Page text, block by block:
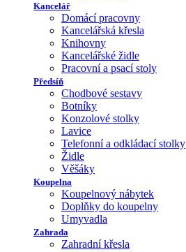
Kancelář
Domácí pracovny
Kancelářská křesla
Knihovny
Kancelářské židle
Pracovní a psací stoly
Předsíň
Chodbové sestavy
Botníky
Konzolové stolky
Lavice
Telefonní a odkládací stolky
Židle
Věšáky
Koupelna
Koupelnový nábytek
Doplňky do koupelny
Umyvadla
Zahrada
Zahradní křesla